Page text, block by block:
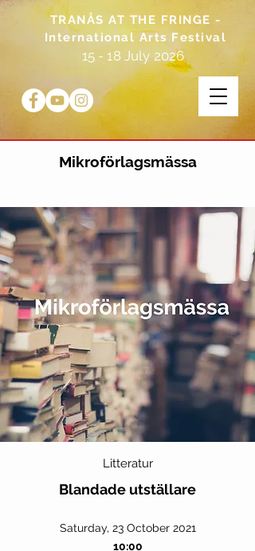
TRANÅS AT THE FRINGE -
International Arts Festival
15 - 18 July 2026
Mikroförlagsmässa
Litteratur
Blandade utställare
Saturday, 23 October 2021
10:00